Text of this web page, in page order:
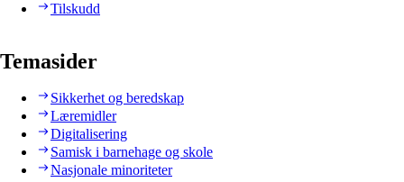
Tilskudd
Temasider
Sikkerhet og beredskap
Læremidler
Digitalisering
Samisk i barnehage og skole
Nasjonale minoriteter